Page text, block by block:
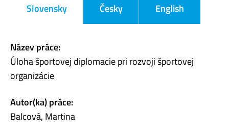
Slovensky Česky English
Název práce:
Úloha športovej diplomacie pri rozvoji športovej
organizácie
Autor(ka) práce:
Balcová, Martina